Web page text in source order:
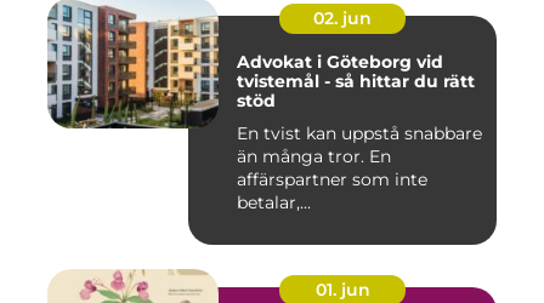
02. jun
Advokat i Göteborg vid
tvistemål - så hittar du rätt
stöd
En tvist kan uppstå snabbare
än många tror. En
affärspartner som inte
betalar,...
01. jun